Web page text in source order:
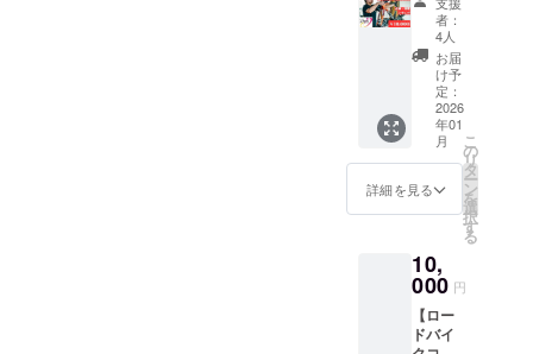
ディン
グ終了
後の集
計によ
り確定
致しま
す。 店
示板の
お写真
します
ので概
要欄に
メール
アドレ
YouTub
e short
で紹介
する際
【メー
カー
名、モ
年式、
お気に
ト】を
事前に
メール
アドレ
スの文
つりは
でませ
ん。 ・
初回来
店時に
お渡し
いたし
ます。
スタッ
フにク
グで支
援をし
た旨を
お声掛
けくだ
APEX
オー
ナーが
デザイ
ンしたT
シャツ
を提供
しま
す。 ・
サイズ
L ※デザ
インは
でござ
いま
ル）】
感謝の
気持ち
を込め
て、お
礼の
メッ
セージ
をお送
りしま
す。
クメン
テナン
ス】 洗
車・点
検・
者：
4人
お届
け予
定：
2026
年01
月
詳細を見る
こ
の
リ
タ
ー
ン
を
選
択
す
る
10,
000 円
【ロー
ドバイ